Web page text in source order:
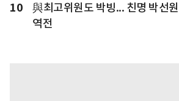
10
與최고위원도 박빙... 친명 박선
역전